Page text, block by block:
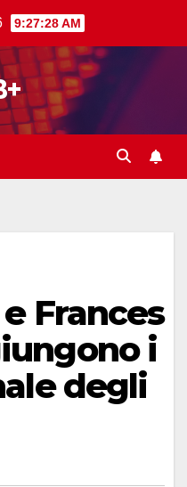
9:27:29 AM
Frances
i
degli